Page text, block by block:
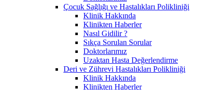
Çocuk Sağlığı ve Hastalıkları Polikliniği
Klinik Hakkında
Klinikten Haberler
Nasıl Gidilir ?
Sıkça Sorulan Sorular
Doktorlarımız
Uzaktan Hasta Değerlendirme
Deri ve Zührevi Hastalıkları Polikliniği
Klinik Hakkında
Klinikten Haberler